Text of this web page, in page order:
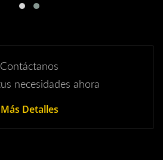
Contáctanos
necesidades ahora
Más Detalles